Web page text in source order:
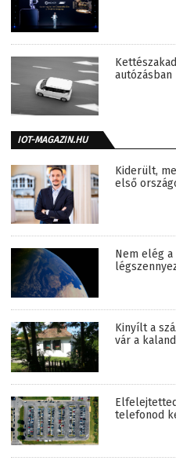
autózásban
IOT-MAGAZIN.HU
Kiderült,
első
Nem elég
Kinyílt a
vár a
telefonod